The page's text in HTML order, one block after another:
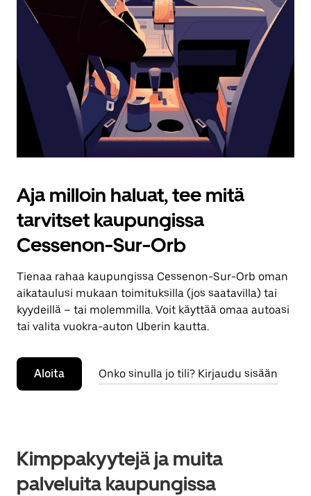
Aja milloin haluat, tee mitä
tarvitset kaupungissa
Cessenon-Sur-Orb
Tienaa rahaa kaupungissa Cessenon-Sur-Orb oman
aikataulusi mukaan toimituksilla (jos saatavilla) tai
kyydeillä – tai molemmilla. Voit käyttää omaa autoasi
tai valita vuokra-auton Uberin kautta.
Aloita Onko sinulla jo tili? Kirjaudu sisään
Kimppakyytejä ja muita
palveluita kaupungissa